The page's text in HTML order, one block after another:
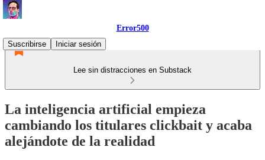
Error500
Suscribirse
Iniciar sesión
Lee sin distracciones en Substack
La inteligencia artificial empieza
cambiando los titulares clickbait y acaba
alejándote de la realidad